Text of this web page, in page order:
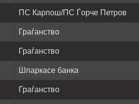
ПС Карпош/ПС Ѓорче Петров
Граѓанство
Граѓанство
Шпаркасе банка
Граѓанство